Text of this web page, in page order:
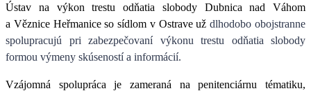
Ústav na výkon trestu odňatia slobody Dubnica nad Váhom
a Věznice Heřmanice so sídlom v Ostrave uždlhodobo obojstranne
spolupracujú pri zabezpečovaní výkonu trestu odňatia slobody
formou výmeny skúseností a informácií.
Vzájomná spolupráca je zameraná na penitenciárnu tématiku,